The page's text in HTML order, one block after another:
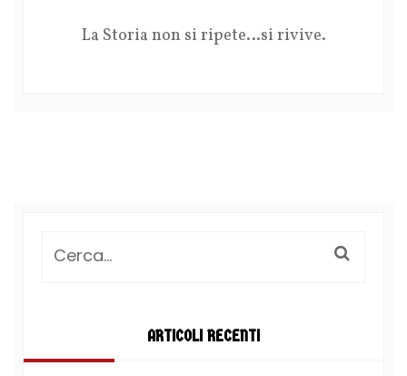
La Storia non si ripete…si rivive.
ARTICOLI RECENTI